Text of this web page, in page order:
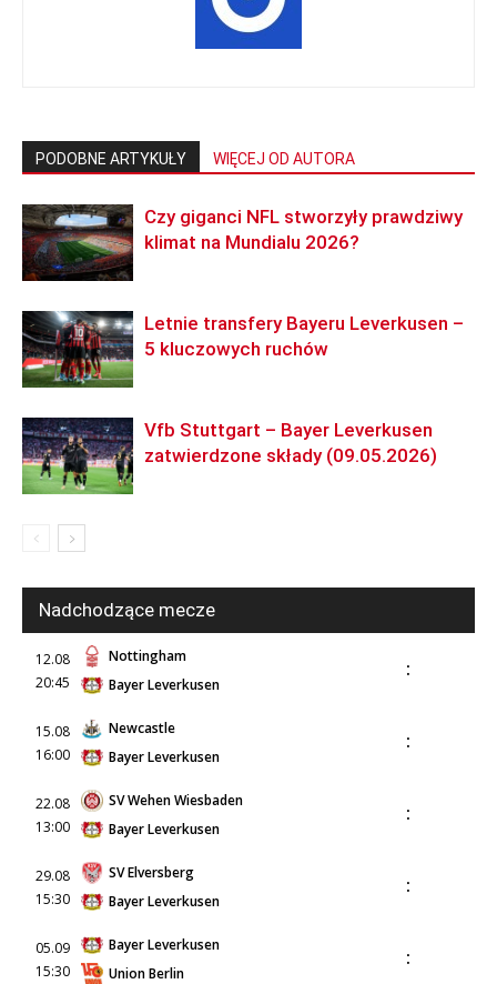
PODOBNE ARTYKUŁY WIĘCEJ OD AUTORA
Czy giganci NFL stworzyły prawdziwy
klimat na Mundialu 2026?
Letnie transfery Bayeru Leverkusen –
5 kluczowych ruchów
Vfb Stuttgart – Bayer Leverkusen
zatwierdzone składy (09.05.2026)
Nadchodzące mecze
12.08
20:45
Nottingham
Bayer Leverkusen
:
15.08
16:00
Newcastle
Bayer Leverkusen
:
22.08
13:00
SV Wehen Wiesbaden
Bayer Leverkusen
:
29.08
15:30
SV Elversberg
Bayer Leverkusen
:
05.09
15:30
Bayer Leverkusen
Union Berlin
: